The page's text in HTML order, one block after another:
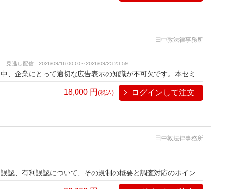
田中敦法律事務所
見逃し配信 : 2026/09/16 00:00～2026/09/23 23:59
、企業にとって適切な広告表示の知識が不可欠です。本セミナ
リスクを回避し、信頼性の高い広告戦略を実践するためのポイ
18,000 円(税込) ログインして注文
田中敦法律事務所
認、有利誤認について、その規制の概要と調査対応のポイント